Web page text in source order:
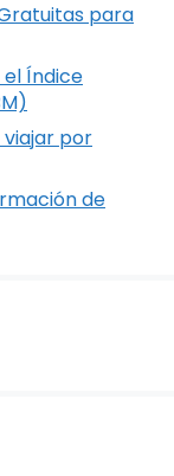
para
Índice
viajar por
de